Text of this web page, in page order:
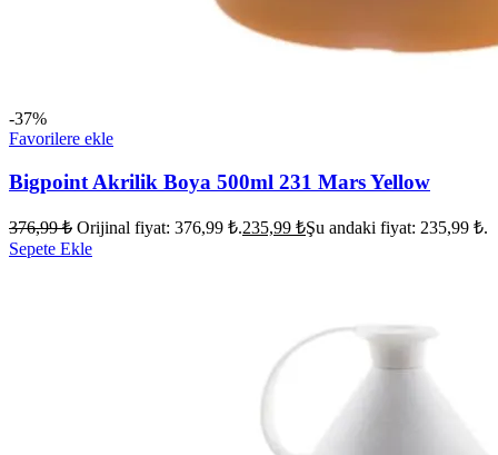
-37%
Favorilere ekle
Bigpoint Akrilik Boya 500ml 231 Mars Yellow
376,99₺ Orijinal fiyat: 376,99 ₺.235,99 ₺Şu andaki fiyat: 235,99 ₺.
Sepete Ekle